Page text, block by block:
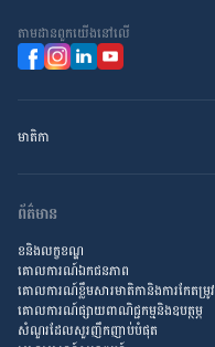
តាម​ដាន​ពួក​យើង​នៅ​លើ
មាតិកា
ព័ត៌មាន
ខនិងលក្ខខណ្ឌ
គោលការណ៍ឯកជនភាព
គោលការណ៍​ខ្លឹម​សារ​មាតិកា​និង​ការ​កែតម្រូវ
គោលការណ៍ផ្សាយពាណិជ្ជកម្មនិងឧបត្ថម្ភ
សំណួរ​ដែល​សួរ​ញឹកញាប់​បំផុត